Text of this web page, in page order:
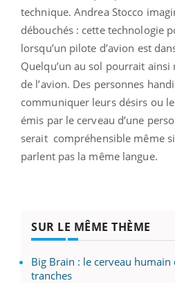
technique. Andrea Stocco
débouchés : cette technologie
lorsqu’un pilote d’avion est
Quelqu’un au sol pourrait
de l’avion. Des personnes
communiquer leurs désirs ou
émis par le cerveau d’une
serait compréhensible même
parlent pas la même langue.
SUR LE MÊME THÈME
Big Brain : le cerveau humain
tranches